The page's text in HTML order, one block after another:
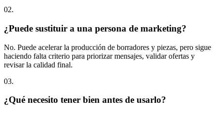
02.
¿Puede sustituir a una persona de marketing?
No. Puede acelerar la producción de borradores y piezas, pero sigue
haciendo falta criterio para priorizar mensajes, validar ofertas y
revisar la calidad final.
03.
¿Qué necesito tener bien antes de usarlo?